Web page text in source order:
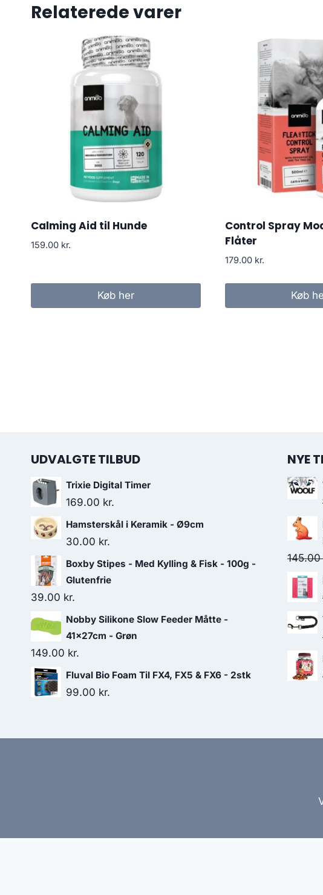
Relaterede varer
Calming Aid til Hunde
159.00 kr.
Køb her
Control Spray
Flåter
179.00 kr.
Køb
UDVALGTE TILBUD
Trixie Digital Timer
169.00 kr.
Hamsterskål i Keramik - Ø9cm
30.00 kr.
Boxby Stipes - Med Kylling & Fisk - 100g -
Glutenfrie
39.00 kr.
Nobby Silikone Slow Feeder Måtte -
41x27cm - Grøn
149.00 kr.
Fluval Bio Foam Til FX4, FX5 & FX6 - 2stk
99.00 kr.
NYE
145.00